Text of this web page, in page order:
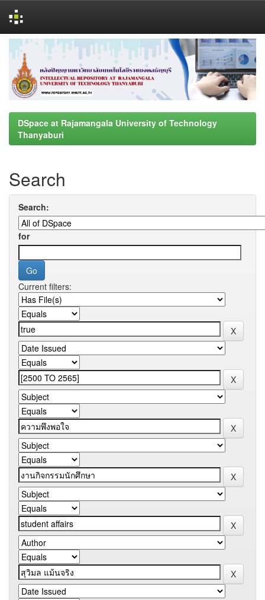
navigation
DSpace at Rajamangala University of Technology
Thanyaburi
Search
Search:
for
Current filters: